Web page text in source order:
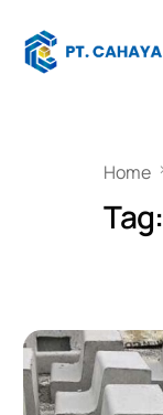
Home
Tag: